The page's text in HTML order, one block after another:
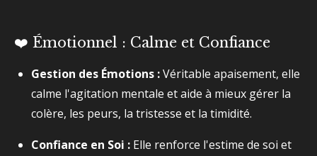
❤️ Émotionnel : Calme et Confiance
Gestion des Émotions :Véritable apaisement, elle
calme l'agitation mentale et aide à mieux gérer la
colère, les peurs, la tristesse et la timidité.
Confiance en Soi : Elle renforce l'estime de soi et